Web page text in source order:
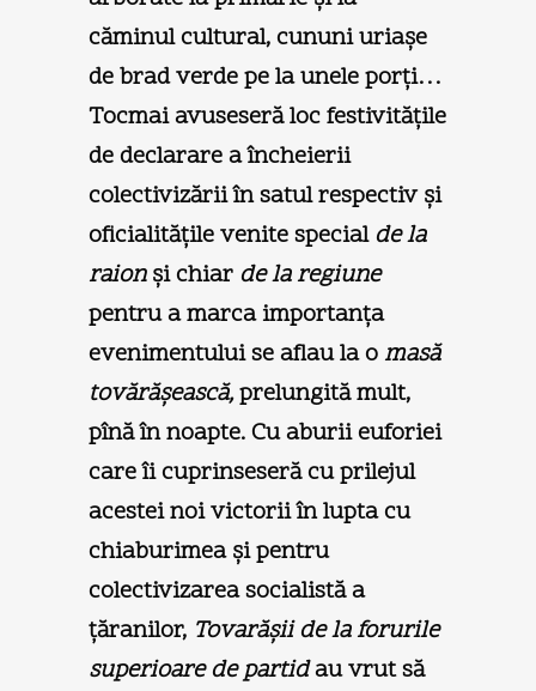
căminul cultural, cununi uriaşe
de brad verde pe la unele porţi…
Tocmai avuseseră loc festivităţile
de declarare a încheierii
colectivizării în satul respectiv şi
oficialităţile venite specialde la
raionşi chiar de la regiune
pentru a marca importanţa
evenimentului se aflau la o masă
tovărăşească,prelungită mult,
pînă în noapte. Cu aburii euforiei
care îi cuprinseseră cu prilejul
acestei noi victorii în lupta cu
chiaburimea şi pentru
colectivizarea socialistă a
ţăranilor, Tovarăşii de la forurile
superioare de partidau vrut să